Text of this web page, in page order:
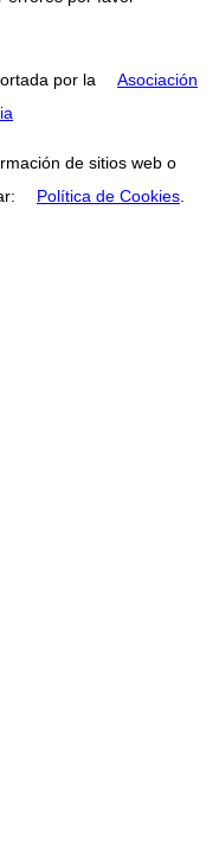
por la
Asociación
de sitios web o
Política de Cookies